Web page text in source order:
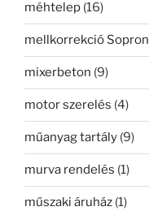
méhtelep (16)
mellkorrekció Sopron
mixerbeton (9)
motor szerelés (4)
műanyag tartály (9)
murva rendelés (1)
műszaki áruház (1)